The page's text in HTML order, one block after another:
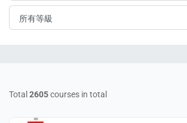
Total 2605courses in total